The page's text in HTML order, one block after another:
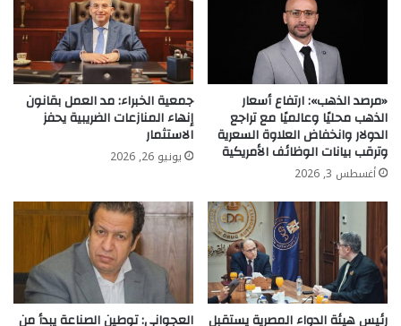
«مرصد الذهب»: ارتفاع أسعار
الذهب محليًا وعالميًا مع تراجع
الدولار وانخفاض العلاوة السعرية
وترقب بيانات الوظائف الأمريكية
أغسطس 3, 2026
جمعية الخبراء: مد العمل بقانون
إنهاء المنازعات الضريبية يحفز
الاستثمار
يونيو 26, 2026
رئيس هيئة الدواء المصرية يستقبل العجواني: توطين الصناعة يبدأ من